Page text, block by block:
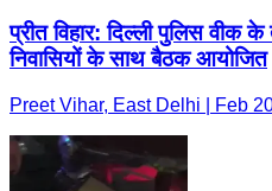
प्रीत विहार: दिल्ली पुलिस वीक
निवासियों के साथ बैठक आयोजित
Preet Vihar, East Delhi | Feb